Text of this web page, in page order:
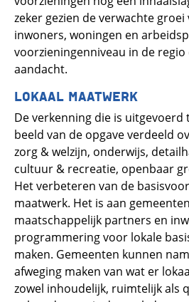
zeker gezien de verwachte
inwoners, woningen en
voorzieningenniveau in de
aandacht.
LOKAAL MAATWERK
De verkenning die is
beeld van de opgave verdeeld
zorg & welzijn, onderwijs,
cultuur & recreatie, openbaar
Het verbeteren van de
maatwerk. Het is aan
maatschappelijk partners en
programmering voor lokale
maken. Gemeenten kunnen
afweging maken van wat er
zowel inhoudelijk, ruimtelijk als